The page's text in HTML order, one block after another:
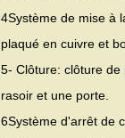
4Système de mise à
plaqué en cuivre et
5- Clôture: clôture de
rasoir et une porte.
6Système d'arrêt de